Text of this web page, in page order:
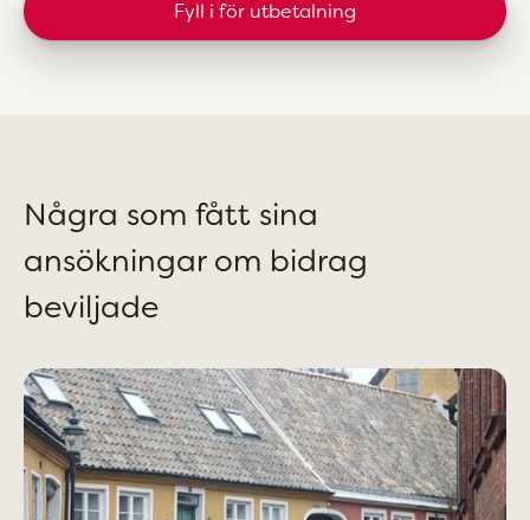
Fyll i för utbetalning
Några som fått sina
ansökningar om bidrag
beviljade